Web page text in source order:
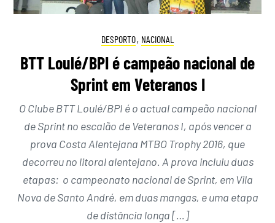
DESPORTO, NACIONAL
BTT Loulé/BPI é campeão nacional de
Sprint em Veteranos I
O Clube BTT Loulé/BPI é o actual campeão nacional
de Sprint no escalão de Veteranos I, após vencer a
prova Costa Alentejana MTBO Trophy 2016, que
decorreu no litoral alentejano. A prova incluiu duas
etapas: o campeonato nacional de Sprint, em Vila
Nova de Santo André, em duas mangas, e uma etapa
de distância longa […]